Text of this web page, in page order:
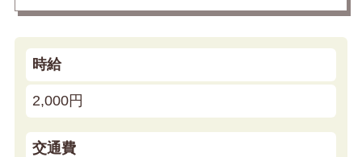
時給
2,000円
交通費